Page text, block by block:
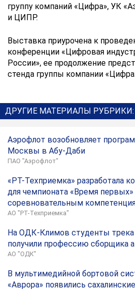
группу компаний «Цифра», УК
и ЦИПР.
Выставка приурочена к
конференции «Цифровая
России», ее продолжение
стенда группы компании
ДРУГИЕ МАТЕРИАЛЫ РУБРИКИ:
Аэрофлот возобновляет
Москвы в Абу-Даби
ПАО "Аэрофлот"
«РТ-Техприемка» разработала
для чемпионата «Время
соревновательным
АО "РТ-Техприемка"
На ОДК-Климов студенты трека
получили профессию сборщика
АО "ОДК"
В мультимедийной бортовой
«Аврора» появились